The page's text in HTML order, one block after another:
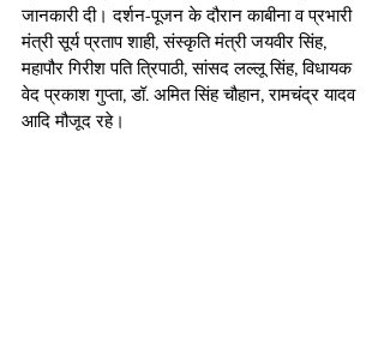
जानकारी दी। दर्शन-पूजन के दौरान काबीना व प्रभारी
मंत्री सूर्य प्रताप शाही, संस्कृति मंत्री जयवीर सिंह,
महापौर गिरीश पति त्रिपाठी, सांसद लल्लू सिंह, विधायक
वेद प्रकाश गुप्ता, डॉ. अमित सिंह चौहान, रामचंद्र यादव
आदि मौजूद रहे।